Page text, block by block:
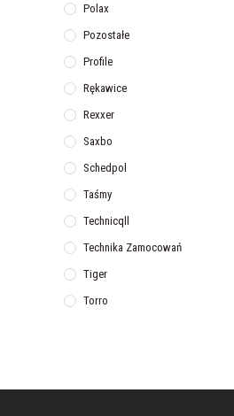
Polax
Pozostałe
Profile
Rękawice
Rexxer
Saxbo
Schedpol
Taśmy
Technicqll
Technika Zamocowań
Tiger
Torro